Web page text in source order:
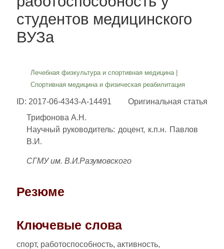
студентов медицинского
ВУЗа
Лечебная физкультура и спортивная медицина|
Спортивная медицина и физическая реабилитация
ID: 2017-06-4343-A-14491
Оригинальная статья
Трифонова А.Н.
Научный руководитель: доцент, к.п.н. Павлов
В.И.
СГМУ им. В.И.Разумовского
Резюме
Ключевые слова
спорт, работоспособность, активность,